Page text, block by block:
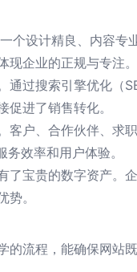
个设计精良、内容
企业的正规与专注。
通过搜索引擎优化（
进了销售转化。
客户、合作伙伴、
效率和用户体验。
了宝贵的数字资产。
。
流程，能确保网站